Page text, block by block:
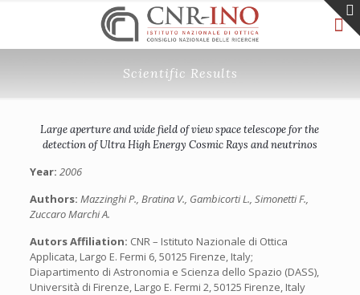
Scientific Results
Large aperture and wide field of view space telescope for the
detection of Ultra High Energy Cosmic Rays and neutrinos
Year: 2006
Authors: Mazzinghi P., Bratina V., Gambicorti L., Simonetti F.,
Zuccaro Marchi A.
Autors Affiliation: CNR – Istituto Nazionale di Ottica
Applicata, Largo E. Fermi 6, 50125 Firenze, Italy;
Diapartimento di Astronomia e Scienza dello Spazio (DASS),
Università di Firenze, Largo E. Fermi 2, 50125 Firenze, Italy